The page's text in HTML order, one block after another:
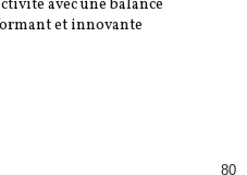
avec une balance
et innovante
80